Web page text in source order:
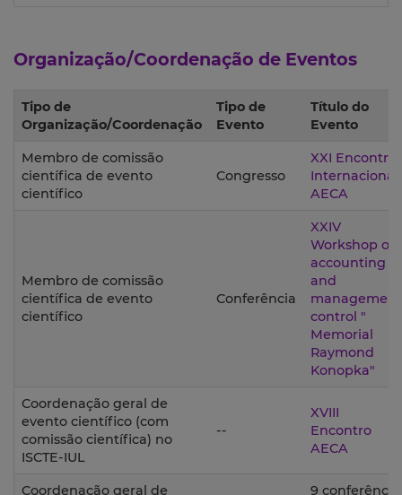
Organização/Coordenação de Eventos
Tipo de
Organização/Coordenação
Tipo de
Evento
Título do
Evento
Membro de comissão
científica de evento
científico
Congresso
XXI Encontro
Internacional
AECA
Membro de comissão
científica de evento
científico
Conferência
XXIV
Workshop on
accounting
and
management
control "
Memorial
Raymond
Konopka"
Coordenação geral de
evento científico (com
comissão científica) no
ISCTE-IUL
--
XVIII
Encontro
AECA
Coordenação geral de 9 conferência